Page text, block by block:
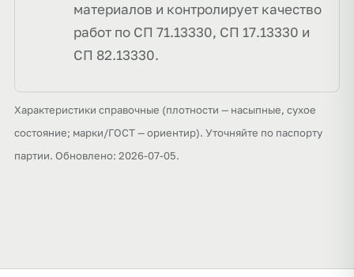
материалов и контролирует качество
работ по СП 71.13330, СП 17.13330 и
СП 82.13330.
Характеристики справочные (плотности — насыпные, сухое
состояние; марки/ГОСТ — ориентир). Уточняйте по паспорту
партии. Обновлено: 2026-07-05.